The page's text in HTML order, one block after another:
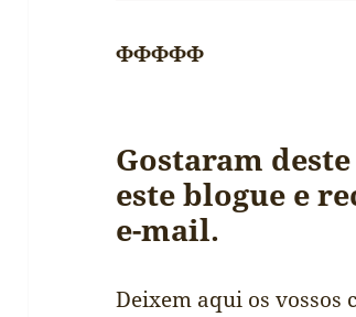
ΦΦΦΦΦ
Gostaram
este blogue e
e-mail.
Deixem aqui os